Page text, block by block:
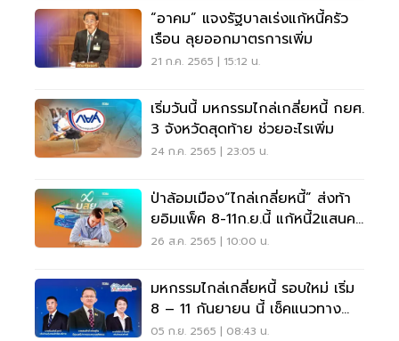
“อาคม” แจงรัฐบาลเร่งแก้หนี้ครัว
เรือน ลุยออกมาตรการเพิ่ม
21 ก.ค. 2565 | 15:12 น.
เริ่มวันนี้ มหกรรมไกล่เกลี่ยหนี้ กยศ.
3 จังหวัดสุดท้าย ช่วยอะไรเพิ่ม
24 ก.ค. 2565 | 23:05 น.
ป่าล้อมเมือง“ไกล่เกลี่ยหนี้” ส่งท้า
ยอิมแพ็ค 8-11ก.ย.นี้ แก้หนี้2แสนคน
ไทย
26 ส.ค. 2565 | 10:00 น.
มหกรรมไกล่เกลี่ยหนี้ รอบใหม่ เริ่ม
8 – 11 กันยายน นี้ เช็คแนวทาง
ช่วยเหลือ
05 ก.ย. 2565 | 08:43 น.